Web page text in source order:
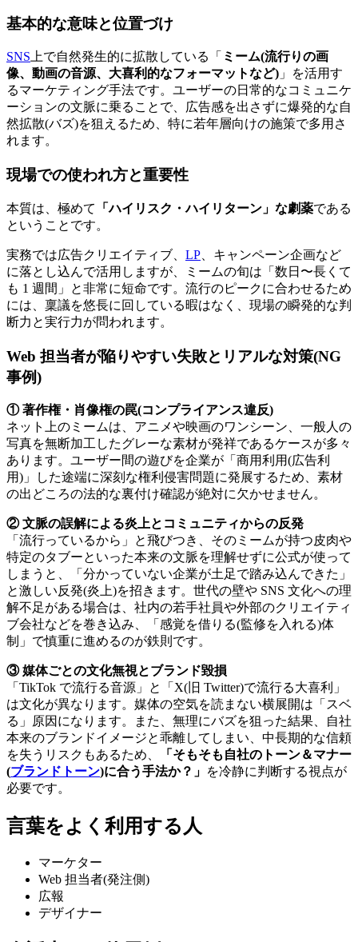
基本的な意味と位置づけ
SNS 上で自然発生的に拡散している「 ミーム(流行りの画
像、動画の音源、大喜利的なフォーマットなど) 」を活用す
るマーケティング手法です。ユーザーの日常的なコミュニケ
ーションの文脈に乗ることで、広告感を出さずに爆発的な自
然拡散(バズ)を狙えるため、特に若年層向けの施策で多用さ
れます。
現場での使われ方と重要性
本質は、極めて 「ハイリスク・ハイリターン」な劇薬である
ということです。
実務では広告クリエイティブ、 LP 、キャンペーン企画など
に落とし込んで活用しますが、ミームの旬は「数日〜長くて
も 1 週間」と非常に短命です。流行のピークに合わせるため
には、稟議を悠長に回している暇はなく、現場の瞬発的な判
断力と実行力が問われます。
Web 担当者が陥りやすい失敗とリアルな対策(NG
事例)
① 著作権・肖像権の罠(コンプライアンス違反)
ネット上のミームは、アニメや映画のワンシーン、一般人の
写真を無断加工したグレーな素材が発祥であるケースが多々
あります。ユーザー間の遊びを企業が「商用利用(広告利
用)」した途端に深刻な権利侵害問題に発展するため、素材
の出どころの法的な裏付け確認が絶対に欠かせません。
② 文脈の誤解による炎上とコミュニティからの反発
「流行っているから」と飛びつき、そのミームが持つ皮肉や
特定のタブーといった本来の文脈を理解せずに公式が使って
しまうと、「分かっていない企業が土足で踏み込んできた」
と激しい反発(炎上)を招きます。世代の壁や SNS 文化への理
解不足がある場合は、社内の若手社員や外部のクリエイティ
ブ会社などを巻き込み、「感覚を借りる(監修を入れる)体
制」で慎重に進めるのが鉄則です。
③ 媒体ごとの文化無視とブランド毀損
「TikTok で流行る音源」と「X(旧 Twitter)で流行る大喜利」
は文化が異なります。媒体の空気を読まない横展開は「スベ
る」原因になります。また、無理にバズを狙った結果、自社
本来のブランドイメージと乖離してしまい、中長期的な信頼
を失うリスクもあるため、
「そもそも自社のトーン＆マナー
(ブランドトーン)に合う手法か？」 を冷静に判断する視点が
必要です。
言葉をよく利用する人
マーケター
Web 担当者(発注側)
広報
デザイナー